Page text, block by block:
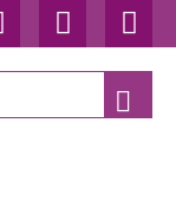
Nos
publications